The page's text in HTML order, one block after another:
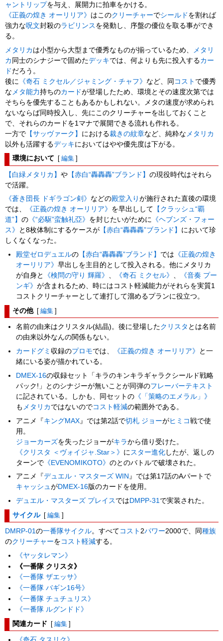
ャントリップを与え、展開力に拍車をかける。
《正義の煌き オーリリア》 はこのクリーチャーでシールド を割れば
強力な呪文封殺のラビリンス を発動し、序盤の優位を取る事ができ
る。
メタリカ は小型から大型まで優秀なものが揃っているため、
メタリ
カ 同士のシナジーで固めたデッキでは、何よりも先に投入するカー
ド だろう。
後に
《奇石 ミクセル／ジャミング・チャフ》 など、同 コスト で優秀
な メタ能力持ちのカードが登場したため、環境とその速度次第では
そちらを優先することもあるかもしれない。メタの速度が求められ
ないならば同時投入し、先にこのクリーチャーを出しておくこと
で、それらのカードを1マナで展開できる流れも作れる。
一方で 【サッヴァーク】 における裁きの紋章など、純粋な メタリカ
以外も活躍するデッキにおいてはやや優先度は下がる。
環境において [ 編集 ]
【白緑メタリカ】や 【赤白“轟轟轟”ブランド】の現役時代はそれら
で活躍。
《蒼き団長 ドギラゴン剣》 などの殿堂入りが施行された直後の環境
では、
《正義の煌き オーリリア》 を早出しして 【クラッシュ“覇
道”】の 《“必駆”蛮触礼亞》 を封じたいがために 《ヘブンズ・フォー
ス》
と8枚体制にするケースが 【赤白“轟轟轟”ブランド】 において珍
しくなくなった。
殿堂ゼロデュエルの 【赤白“轟轟轟”ブランド】 では 《正義の煌き
オーリリア》早出しを主目的として投入される。他にメタリカ
が自身と
《検問の守り 輝羅》 、 《奇石 ミクセル》 、
《音奏 プー
ンギ》が含まれるため、時にはコスト軽減能力がそれらを実質1
コストクリーチャーとして連打して溜めるプランに役立つ。
その他 [ 編集 ]
名前の由来はクリスタル(結晶)。後に登場したクリスタ とは名前
の由来以外なんの関係もない。
カードグミ 収録のプロモでは、 《正義の煌き オーリリア》
と一
緒にいる姿が描かれている。
DMEX-16の収録セット「キラのキンキラギャラクシールド戦略
パック!」とのシナジーが無いことが同弾のフレーバーテキスト
に記されている。しかも、同セットの 《「策略のエメラル」》
も メタリカ ではないのでコスト軽減の範囲外である。
アニメ『キングMAX 』では第2話で切札 ジョーがヒミコ戦で使
用。
ジョーカーズを失ったジョーがキラから借り受けた。
《クリスタ ＜ヴォイジャ.Star＞》 に スター進化 したが、返しの
ターンで 《EVENOMIKOTO》のとのバトルで破壊された。
アニメ『デュエル・マスターズ WIN 』では第17話のAパートで
キャッシュがDMEX-16版のカードを使用。
デュエル・マスターズ プレイス では DMPP-31で実装された。
サイクル [ 編集 ]
DMRP-01の一番隊サイクル。すべて コスト2パワー2000で、同種族
のクリーチャーを コスト軽減する。
《ヤッタレマン》
《一番隊 クリスタ》
《一番隊 ザエッサ》
《一番隊 バギン16号》
《一番隊 チュチュリス》
《一番隊 ルグンドド》
関連カード [ 編集 ]